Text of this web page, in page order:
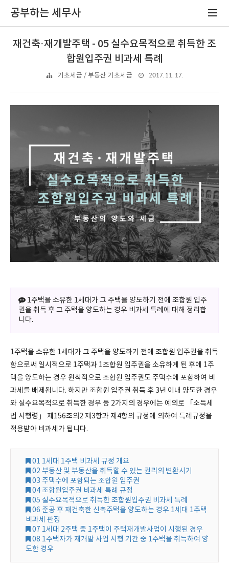
공부하는 세무사
재건축·재개발주택 - 05 실수요목적으로 취득한 조
합원입주권 비과세 특례
기초세금 / 부동산 기초세금 2017. 11. 17.
1주택을 소유한 1세대가 그 주택을 양도하기 전에 조합원 입주
권을 취득 후 그 주택을 양도하는 경우 비과세 특례에 대해 정리합
니다.
1주택을 소유한 1세대가 그 주택을 양도하기 전에 조합원 입주권을 취득
함으로써 일시적으로 1주택과 1조합원 입주권을 소유하게 된 후에 1주
택을 양도하는 경우 윈칙적으로 조합원 입주권도 주택수에 포함하여 비
과세를 배제됩니다. 하지만 조합원 입주권 취득 후 3년 이내 양도한 경우
와 실수요목적으로 취득한 경우 등 2가지의 경우에는 예외로 「소득세
법 시행령」 제156조의2 제3항과 제4항의 규정에 의하여 특례규정을
적용받아 비과세가 됩니다.
01 1세대 1주택 비과세 규정 개요
02 부동산 및 부동산을 취득할 수 있는 권리의 변환시기
03 주택수에 포함되는 조합원 입주권
04 조합원입주권 비과세 특례 규정
05 실수요목적으로 취득한 조합원입주권 비과세 특례
06 준공 후 재건축한 신축주택을 양도하는 경우 1세대 1주택
비과세 판정
07 1세대 2주택 중 1주택이 주택재개발사업이 시행된 경우
08 1주택자가 재개발 사업 시행 기간 중 1주택을 취득하여 양
도한 경우